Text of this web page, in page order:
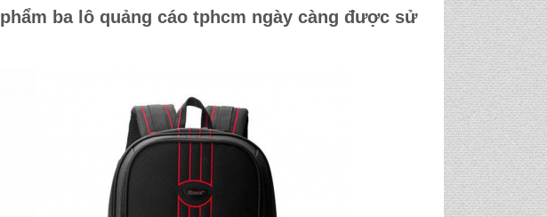
ba lô quảng cáo tphcm ngày càng được sử